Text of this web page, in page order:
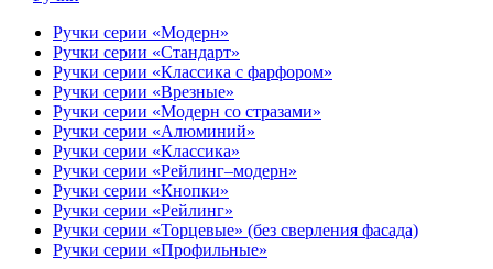
Ручки серии «Модерн»
Ручки серии «Стандарт»
Ручки серии «Классика с фарфором»
Ручки серии «Врезные»
Ручки серии «Модерн со стразами»
Ручки серии «Алюминий»
Ручки серии «Классика»
Ручки серии «Рейлинг–модерн»
Ручки серии «Кнопки»
Ручки серии «Рейлинг»
Ручки серии «Торцевые» (без сверления фасада)
Ручки серии «Профильные»